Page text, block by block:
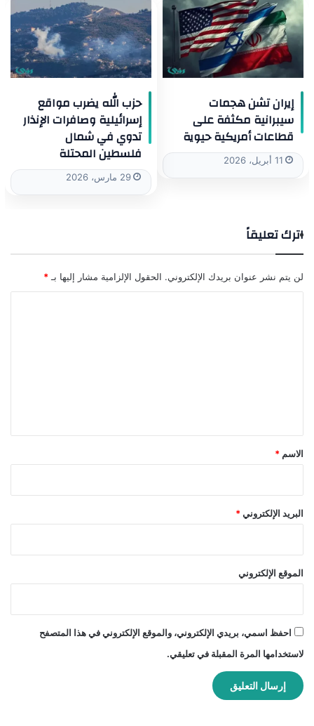
إيران تشن هجمات
سيبرانية مكثفة على
قطاعات أمريكية حيوية
11 أبريل، 2026
حزب الله يضرب مواقع
إسرائيلية وصافرات الإنذار
تدوي في شمال
فلسطين المحتلة
29 مارس، 2026
اترك تعليقاً
لن يتم نشر عنوان بريدك الإلكتروني. الحقول الإلزامية مشار إليها بـ *
*
الاسم *
البريد الإلكتروني *
الموقع الإلكتروني
احفظ اسمي، بريدي الإلكتروني، والموقع الإلكتروني في هذا المتصفح
لاستخدامها المرة المقبلة في تعليقي.